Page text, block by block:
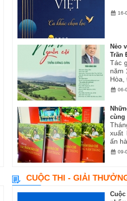
16-
Nẻo
Trần
Tác
năm
Hòa,
06-
cùng
xuất
ấn
09-
CUỘC THI - GIẢI